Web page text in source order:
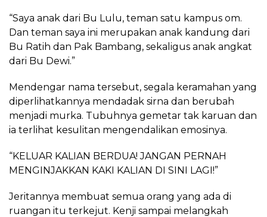
“Saya anak dari Bu Lulu, teman satu kampus om.
Dan teman saya ini merupakan anak kandung dari
Bu Ratih dan Pak Bambang, sekaligus anak angkat
dari Bu Dewi.”
Mendengar nama tersebut, segala keramahan yang
diperlihatkannya mendadak sirna dan berubah
menjadi murka. Tubuhnya gemetar tak karuan dan
ia terlihat kesulitan mengendalikan emosinya.
“KELUAR KALIAN BERDUA! JANGAN PERNAH
MENGINJAKKAN KAKI KALIAN DI SINI LAGI!”
Jeritannya membuat semua orang yang ada di
ruangan itu terkejut. Kenji sampai melangkah